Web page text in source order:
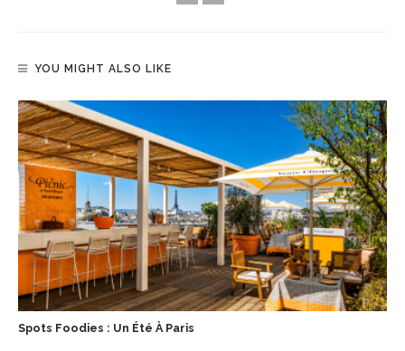
YOU MIGHT ALSO LIKE
Spots Foodies : Un Été À Paris